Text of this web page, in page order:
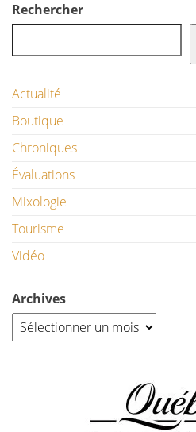
Rechercher
Actualité
Boutique
Chroniques
Évaluations
Mixologie
Tourisme
Vidéo
Archives